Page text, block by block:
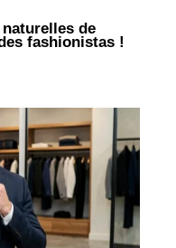
de
fashionistas !